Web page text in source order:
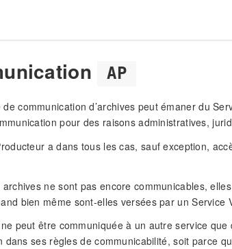
AP
de communication d’archives peut émaner du
pour des raisons administratives,
a dans tous les cas, sauf exception,
ne sont pas encore communicables,
bien même sont-elles versées par un Service
peut être communiquée à un autre service
dans ses règles de communicabilité, soit parce